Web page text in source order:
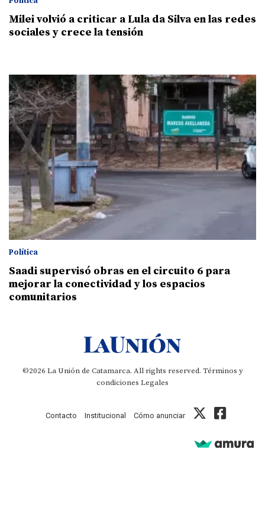
Milei volvió a criticar a Lula da Silva en las redes
sociales y crece la tensión
Política
Saadi supervisó obras en el circuito 6 para
mejorar la conectividad y los espacios
comunitarios
©2026 La Unión de Catamarca. All rights reserved. Términos y
condiciones Legales
Contacto Institucional Cómo anunciar